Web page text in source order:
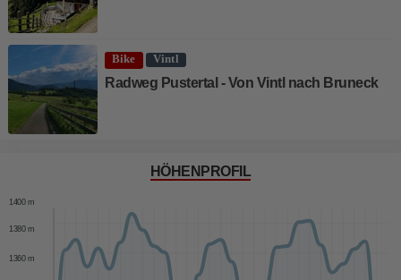
Bike Vintl
Radweg Pustertal - Von Vintl nach Bruneck
HÖHENPROFIL
1360 m
1380 m
1400 m